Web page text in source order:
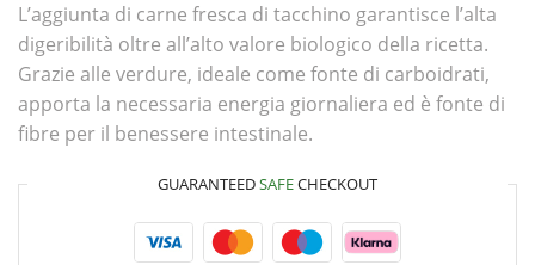
L’aggiunta di carne fresca di tacchino garantisce l’alta
digeribilità oltre all’alto valore biologico della ricetta.
Grazie alle verdure, ideale come fonte di carboidrati,
apporta la necessaria energia giornaliera ed è fonte di
fibre per il benessere intestinale.
GUARANTEEDSAFECHECKOUT